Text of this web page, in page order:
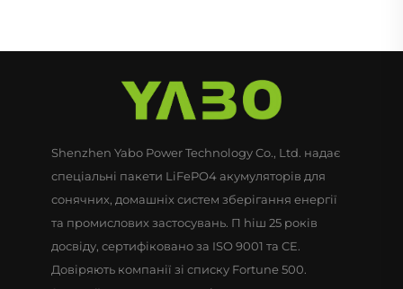
Shenzhen Yabo Power Technology Co., Ltd. надає
спеціальні пакети LiFePO4 акумуляторів для
сонячних, домашніх систем зберігання енергії
та промислових застосувань. П hiш 25 років
досвіду, сертифіковано за ISO 9001 та CE.
Довіряють компанії зі списку Fortune 500.